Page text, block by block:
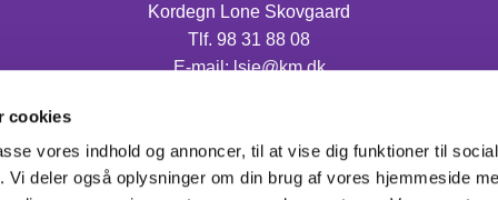
cookies
vores indhold og annoncer, til at vise dig funktioner til
deler også oplysninger om din brug af vores hjemmeside
Kordegn Lone Skovgaard
Tlf. 98 31 88 08
E-mail: lsje@km.dk